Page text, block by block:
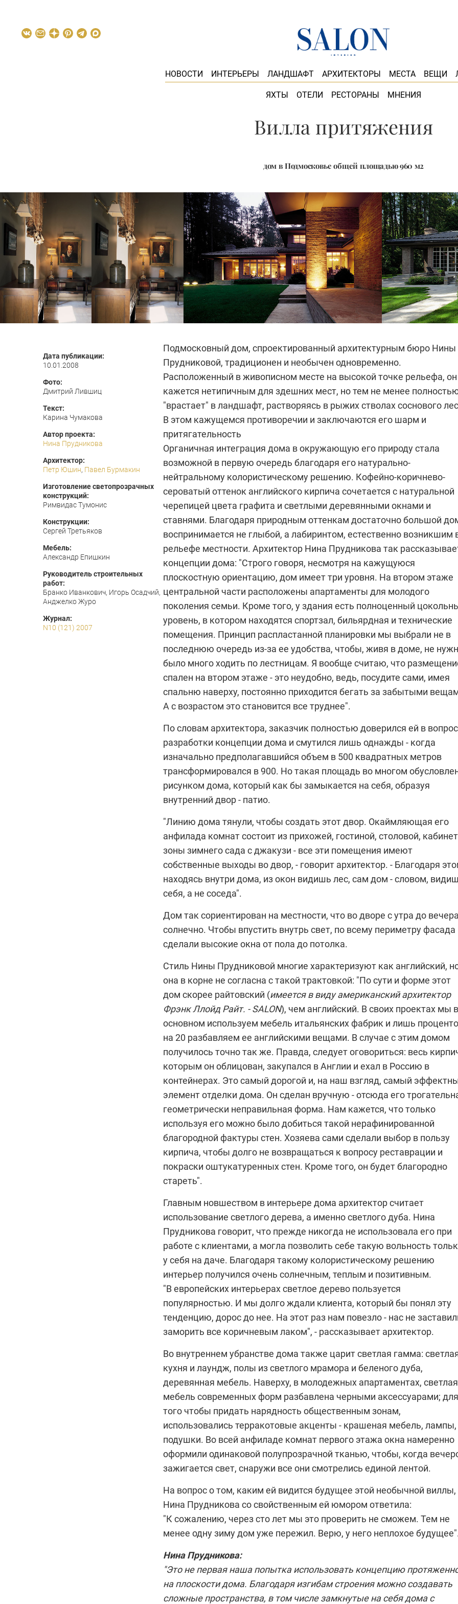
НОВОСТИ ИНТЕРЬЕРЫ ЛАНДШАФТ АРХИТЕКТОРЫ МЕСТА ВЕЩИ
ЯХТЫ ОТЕЛИ РЕСТОРАНЫ МНЕНИЯ
Вилла притяжения
дом в Подмосковье общей площадью 960 м2
Дата публикации:
10.01.2008
Фото:
Дмитрий Лившиц
Текст:
Карина Чумакова
Автор проекта:
Нина Прудникова
Архитектор:
Петр Юшин, Павел Бурмакин
Изготовление светопрозрачных
конструкций:
Римвидас Тумонис
Конструкции:
Сергей Третьяков
Мебель:
Александр Епишкин
Руководитель строительных
работ:
Бранко Иванкович, Игорь Осадчий,
Анджелко Журо
Журнал:
N10 (121) 2007
Подмосковный дом, спроектированный архитектурным бюро Нины
Прудниковой, традиционен и необычен одновременно.
Расположенный в живописном месте на высокой точке рельефа, он
кажется нетипичным для здешних мест, но тем не менее
"врастает" в ландшафт, растворяясь в рыжих стволах соснового
В этом кажущемся противоречии и заключаются его шарм и
притягательность
Органичная интеграция дома в окружающую его природу стала
возможной в первую очередь благодаря его натурально-
нейтральному колористическому решению. Кофейно-коричнево-
сероватый оттенок английского кирпича сочетается с натуральной
черепицей цвета графита и светлыми деревянными окнами и
ставнями. Благодаря природным оттенкам достаточно большой
воспринимается не глыбой, а лабиринтом, естественно возникшим
рельефе местности. Архитектор Нина Прудникова так
концепции дома: "Строго говоря, несмотря на кажущуюся
плоскостную ориентацию, дом имеет три уровня. На втором этаже
центральной части расположены апартаменты для молодого
поколения семьи. Кроме того, у здания есть полноценный
уровень, в котором находятся спортзал, бильярдная и технические
помещения. Принцип распластанной планировки мы выбрали не в
последнюю очередь из-за ее удобства, чтобы, живя в доме, не
было много ходить по лестницам. Я вообще считаю, что
спален на втором этаже - это неудобно, ведь, посудите сами, имея
спальню наверху, постоянно приходится бегать за забытыми
А с возрастом это становится все труднее".
По словам архитектора, заказчик полностью доверился ей в
разработки концепции дома и смутился лишь однажды - когда
изначально предполагавшийся объем в 500 квадратных метров
трансформировался в 900. Но такая площадь во многом
рисунком дома, который как бы замыкается на себя, образуя
внутренний двор - патио.
"Линию дома тянули, чтобы создать этот двор. Окаймляющая его
анфилада комнат состоит из прихожей, гостиной, столовой,
зоны зимнего сада с джакузи - все эти помещения имеют
собственные выходы во двор, - говорит архитектор. - Благодаря
находясь внутри дома, из окон видишь лес, сам дом - словом,
себя, а не соседа".
Дом так сориентирован на местности, что во дворе с утра до вечера
солнечно. Чтобы впустить внутрь свет, по всему периметру фасада
сделали высокие окна от пола до потолка.
Стиль Нины Прудниковой многие характеризуют как английский,
она в корне не согласна с такой трактовкой: "По сути и форме этот
дом скорее райтовский (имеется в виду американский архитектор
Фрэнк Ллойд Райт. - SALON), чем английский. В своих проектах мы в
основном используем мебель итальянских фабрик и лишь
на 20 разбавляем ее английскими вещами. В случае с этим домом
получилось точно так же. Правда, следует оговориться: весь
которым он облицован, закупался в Англии и ехал в Россию в
контейнерах. Это самый дорогой и, на наш взгляд, самый
элемент отделки дома. Он сделан вручную - отсюда его
геометрически неправильная форма. Нам кажется, что только
используя его можно было добиться такой нерафинированной
благородной фактуры стен. Хозяева сами сделали выбор в пользу
кирпича, чтобы долго не возвращаться к вопросу реставрации и
покраски оштукатуренных стен. Кроме того, он будет благородно
стареть".
Главным новшеством в интерьере дома архитектор считает
использование светлого дерева, а именно светлого дуба. Нина
Прудникова говорит, что прежде никогда не использовала его при
работе с клиентами, а могла позволить себе такую вольность
у себя на даче. Благодаря такому колористическому решению
интерьер получился очень солнечным, теплым и позитивным.
"В европейских интерьерах светлое дерево пользуется
популярностью. И мы долго ждали клиента, который бы понял эту
тенденцию, дорос до нее. На этот раз нам повезло - нас не
заморить все коричневым лаком", - рассказывает архитектор.
Во внутреннем убранстве дома также царит светлая гамма:
кухня и лаундж, полы из светлого мрамора и беленого дуба,
деревянная мебель. Наверху, в молодежных апартаментах, светлая
мебель современных форм разбавлена черными аксессуарами; для
того чтобы придать нарядность общественным зонам,
использовались терракотовые акценты - крашеная мебель, лампы,
подушки. Во всей анфиладе комнат первого этажа окна намеренно
оформили одинаковой полупрозрачной тканью, чтобы, когда
зажигается свет, снаружи все они смотрелись единой лентой.
На вопрос о том, каким ей видится будущее этой необычной виллы,
Нина Прудникова со свойственным ей юмором ответила:
"К сожалению, через сто лет мы это проверить не сможем. Тем не
менее одну зиму дом уже пережил. Верю, у него неплохое
Нина Прудникова:
"Это не первая наша попытка использовать концепцию
на плоскости дома. Благодаря изгибам строения можно создавать
сложные пространства, в том числе замкнутые на себя дома с